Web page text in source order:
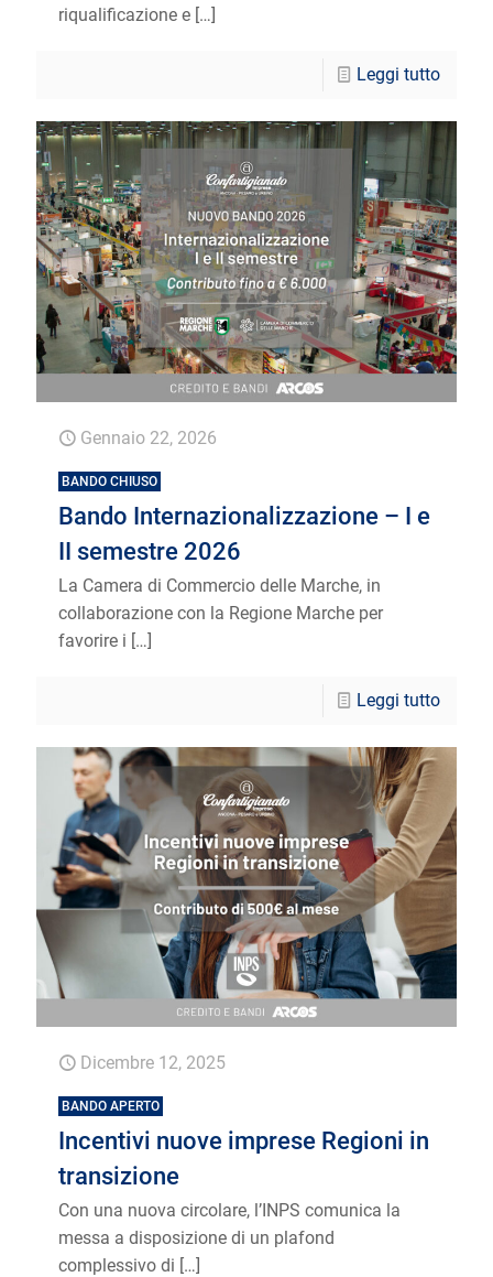
riqualificazione e […]
Leggi tutto
Gennaio 22, 2026
BANDO CHIUSO
Bando Internazionalizzazione – I e
II semestre 2026
La Camera di Commercio delle Marche, in
collaborazione con la Regione Marche per
favorire i […]
Leggi tutto
Dicembre 12, 2025
BANDO APERTO
Incentivi nuove imprese Regioni in
transizione
Con una nuova circolare, l’INPS comunica la
messa a disposizione di un plafond
complessivo di […]